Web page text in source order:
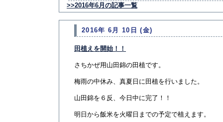
>>2016年6月の記事一覧
2016年 6月 10日 (金)
田植えを開始！！
さちかぜ用山田錦の田植です。
梅雨の中休み、真夏日に田植を行いました。
山田錦を６反、今日中に完了！！
明日から飯米を火曜日までの予定で植えます。